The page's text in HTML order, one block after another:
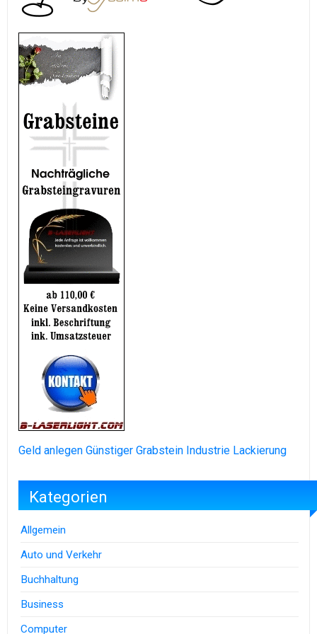
Geld anlegen Günstiger Grabstein Industrie Lackierung
Kategorien
Allgemein
Auto und Verkehr
Buchhaltung
Business
Computer